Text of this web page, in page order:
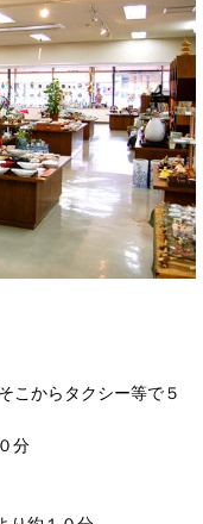
こからタクシー等で５
分